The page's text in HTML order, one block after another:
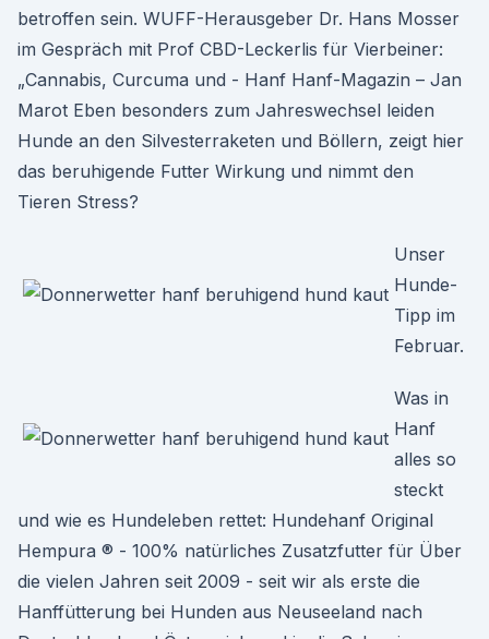
betroffen sein. WUFF-Herausgeber Dr. Hans Mosser
im Gespräch mit Prof CBD-Leckerlis für Vierbeiner:
„Cannabis, Curcuma und - Hanf Hanf-Magazin – Jan
Marot Eben besonders zum Jahreswechsel leiden
Hunde an den Silvesterraketen und Böllern, zeigt hier
das beruhigende Futter Wirkung und nimmt den
Tieren Stress?
Unser
Hunde-
Tipp im
Februar.
Was in
Hanf
alles so
steckt
und wie es Hundeleben rettet: Hundehanf Original
Hempura ® - 100% natürliches Zusatzfutter für Über
die vielen Jahren seit 2009 - seit wir als erste die
Hanffütterung bei Hunden aus Neuseeland nach